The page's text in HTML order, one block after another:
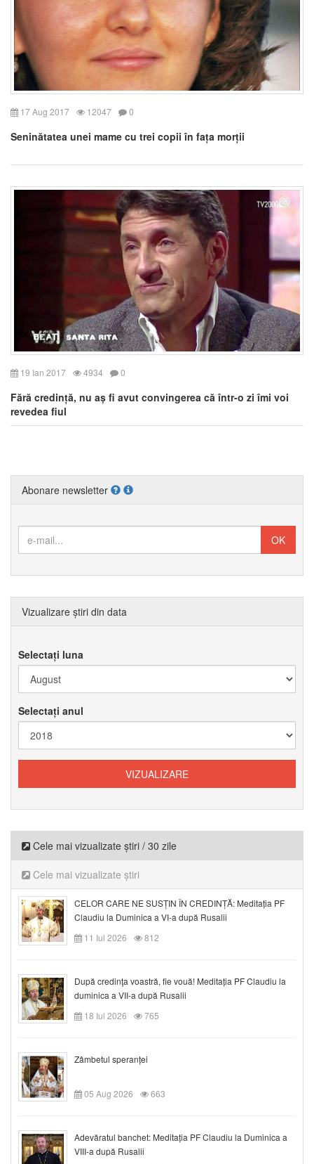
17 Aug 2017 12047 0
Seninătatea unei mame cu trei copii în fața morții
19 Ian 2017 4934 0
Fără credință, nu aș fi avut convingerea că într-o zi îmi voi
revedea fiul
Abonare newsletter
Vizualizare știri din data
Selectați luna
Selectați anul
Cele mai vizualizate știri / 30 zile
Cele mai vizualizate știri
CELOR CARE NE SUSȚIN ÎN CREDINȚĂ: Meditația PF
Claudiu la Duminica a VI-a după Rusalii
11 Iul 2026
812
După credinţa voastră, fie vouă! Meditația PF Claudiu la
duminica a VII-a după Rusalii
18 Iul 2026
765
Zâmbetul speranței
05 Aug 2026 663
Adevăratul banchet: Meditația PF Claudiu la Duminica a
VIII-a după Rusalii